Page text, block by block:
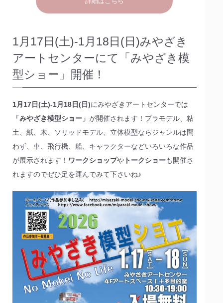
1月17日(土)-1月18日(日)みやざき
アートセンターにて「みやざき模
型ショー」開催！
1月17日(土)-1月18日(日)にみやざきアートセンターでは
「みやざき模型ショー」 が開催されます！プラモデル、粘
土、紙、木、ソリッドモデル、立体模型ならジャンルは問
わず、車、飛行機、船、キャラクターなどいろいろな作品
が展示されます！ ワークショップやトークショーも開催さ
れますのでぜひ足を運んでみて下さいね♪